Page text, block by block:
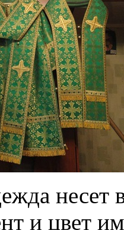
несет
и цвет